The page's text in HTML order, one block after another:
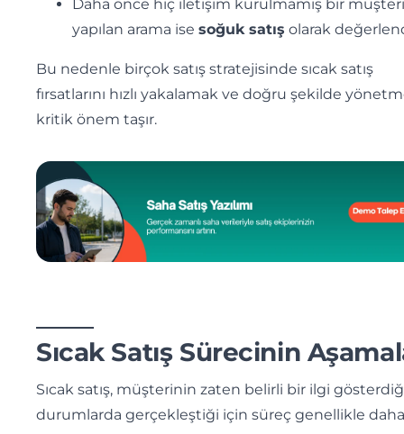
Daha önce hiç iletişim kurulmamış bir
yapılan arama ise soğuk satış olarak
Bu nedenle birçok satış stratejisinde sıcak satış
fırsatlarını hızlı yakalamak ve doğru şekilde
kritik önem taşır.
Sıcak Satış Sürecinin
Sıcak satış, müşterinin zaten belirli bir ilgi
durumlarda gerçekleştiği için süreç genellikle daha